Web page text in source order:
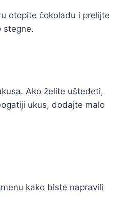
otopite čokoladu i prelijte
stegne.
Ako želite uštedeti,
ukus, dodajte malo
kako biste napravili